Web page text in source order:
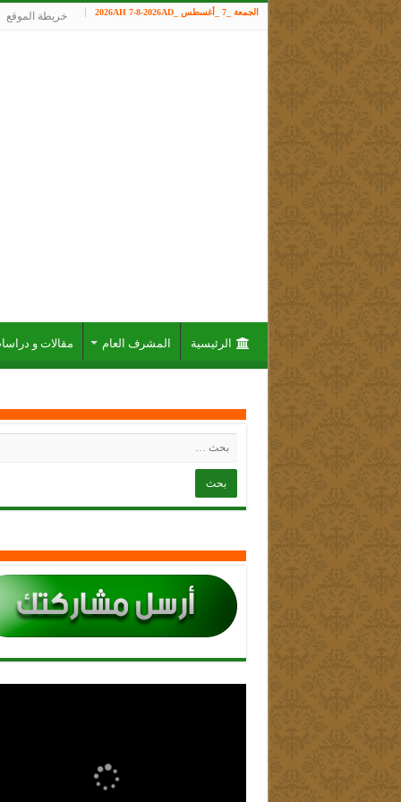
الجمعة _7 _أغسطس _2026AH 7-8-2026AD خريطة الموقع
الرئيسية المشرف العام مقالات و